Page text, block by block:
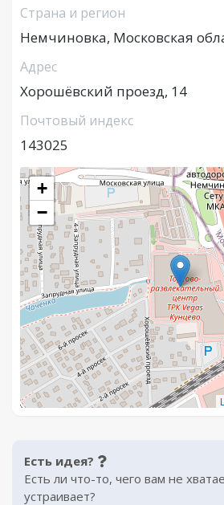
Страна и регион
Немчиновка, Московская
Адрес
Хорошёвский проезд, 14
Почтовый индекс
143025
+
−
Есть идея?
Есть ли что-то, чего вам не
устраивает?